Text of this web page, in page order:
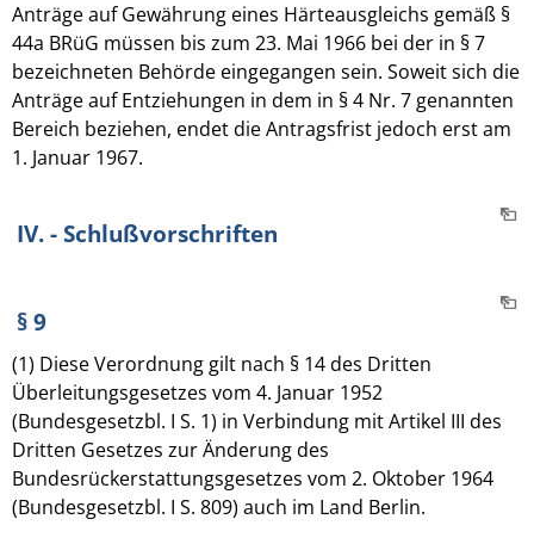
Anträge auf Gewährung eines Härteausgleichs gemäß §
44a BRüG müssen bis zum 23. Mai 1966 bei der in § 7
bezeichneten Behörde eingegangen sein. Soweit sich die
Anträge auf Entziehungen in dem in § 4 Nr. 7 genannten
Bereich beziehen, endet die Antragsfrist jedoch erst am
1. Januar 1967.
IV. - Schlußvorschriften
§ 9
(1) Diese Verordnung gilt nach § 14 des Dritten
Überleitungsgesetzes vom 4. Januar 1952
(Bundesgesetzbl. I S. 1) in Verbindung mit Artikel III des
Dritten Gesetzes zur Änderung des
Bundesrückerstattungsgesetzes vom 2. Oktober 1964
(Bundesgesetzbl. I S. 809) auch im Land Berlin.